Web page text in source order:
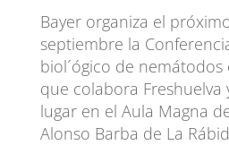
Bayer organiza el
septiembre la
biol´ógico de
que colabora Freshuelva
lugar en el Aula Magna
Alonso Barba de La